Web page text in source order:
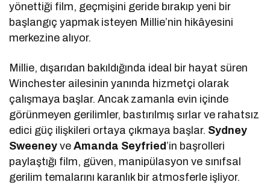
yönettiği film, geçmişini geride bırakıp yeni bir
başlangıç yapmak isteyen Millie’nin hikâyesini
merkezine alıyor.
Millie, dışarıdan bakıldığında ideal bir hayat süren
Winchester ailesinin yanında hizmetçi olarak
çalışmaya başlar. Ancak zamanla evin içinde
görünmeyen gerilimler, bastırılmış sırlar ve rahatsız
edici güç ilişkileri ortaya çıkmaya başlar. Sydney
Sweeney veAmanda Seyfried’in başrolleri
paylaştığı film, güven, manipülasyon ve sınıfsal
gerilim temalarını karanlık bir atmosferle işliyor.